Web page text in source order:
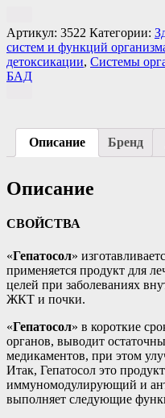
Артикул: 3522 Категории:
систем и функций
детоксикации, Системы
БАД
Описание Бренд
Описание
СВОЙСТВА
«Гепатосол»
применяется продукт для
целей при заболеваниях
ЖКТ и почки.
«Гепатосол» в короткие
органов, выводит
медикаментов, при этом
Итак, Гепатосол это
иммуномодулирующий и
выполняет следующие